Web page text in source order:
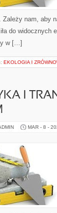
Zależy nam, aby
do widocznych
w […]
EKOLOGIA I
I
MAR - 8 -